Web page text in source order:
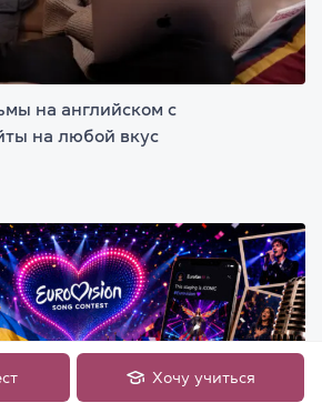
на английском с
на любой вкус
Хочу учиться